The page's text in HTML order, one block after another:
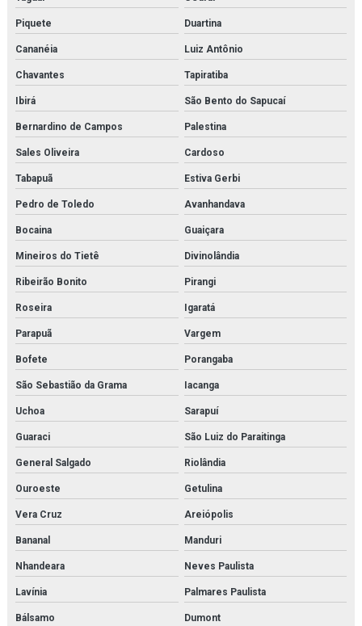
Piquete Duartina
Cananéia Luiz Antônio
Chavantes Tapiratiba
Ibirá São Bento do Sapucaí
Bernardino de Campos Palestina
Sales Oliveira Cardoso
Tabapuã Estiva Gerbi
Pedro de Toledo Avanhandava
Bocaina Guaiçara
Mineiros do Tietê Divinolândia
Ribeirão Bonito Pirangi
Roseira Igaratá
Parapuã Vargem
Bofete Porangaba
São Sebastião da Grama Iacanga
Uchoa Sarapuí
Guaraci São Luiz do Paraitinga
General Salgado Riolândia
Ouroeste Getulina
Vera Cruz Areiópolis
Bananal Manduri
Nhandeara Neves Paulista
Lavínia Palmares Paulista
Bálsamo Dumont